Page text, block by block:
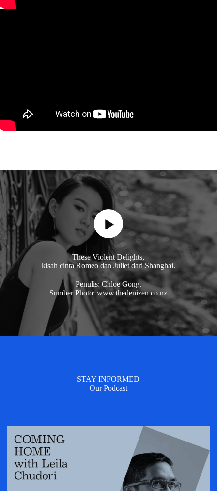
These Violent Delights,
kisah cinta Romeo dan Juliet dari Shanghai.
Penulis: Chloe Gong.
Sumber Photo: www.thedenizen.co.nz
STAY INFORMED
Our Podcast